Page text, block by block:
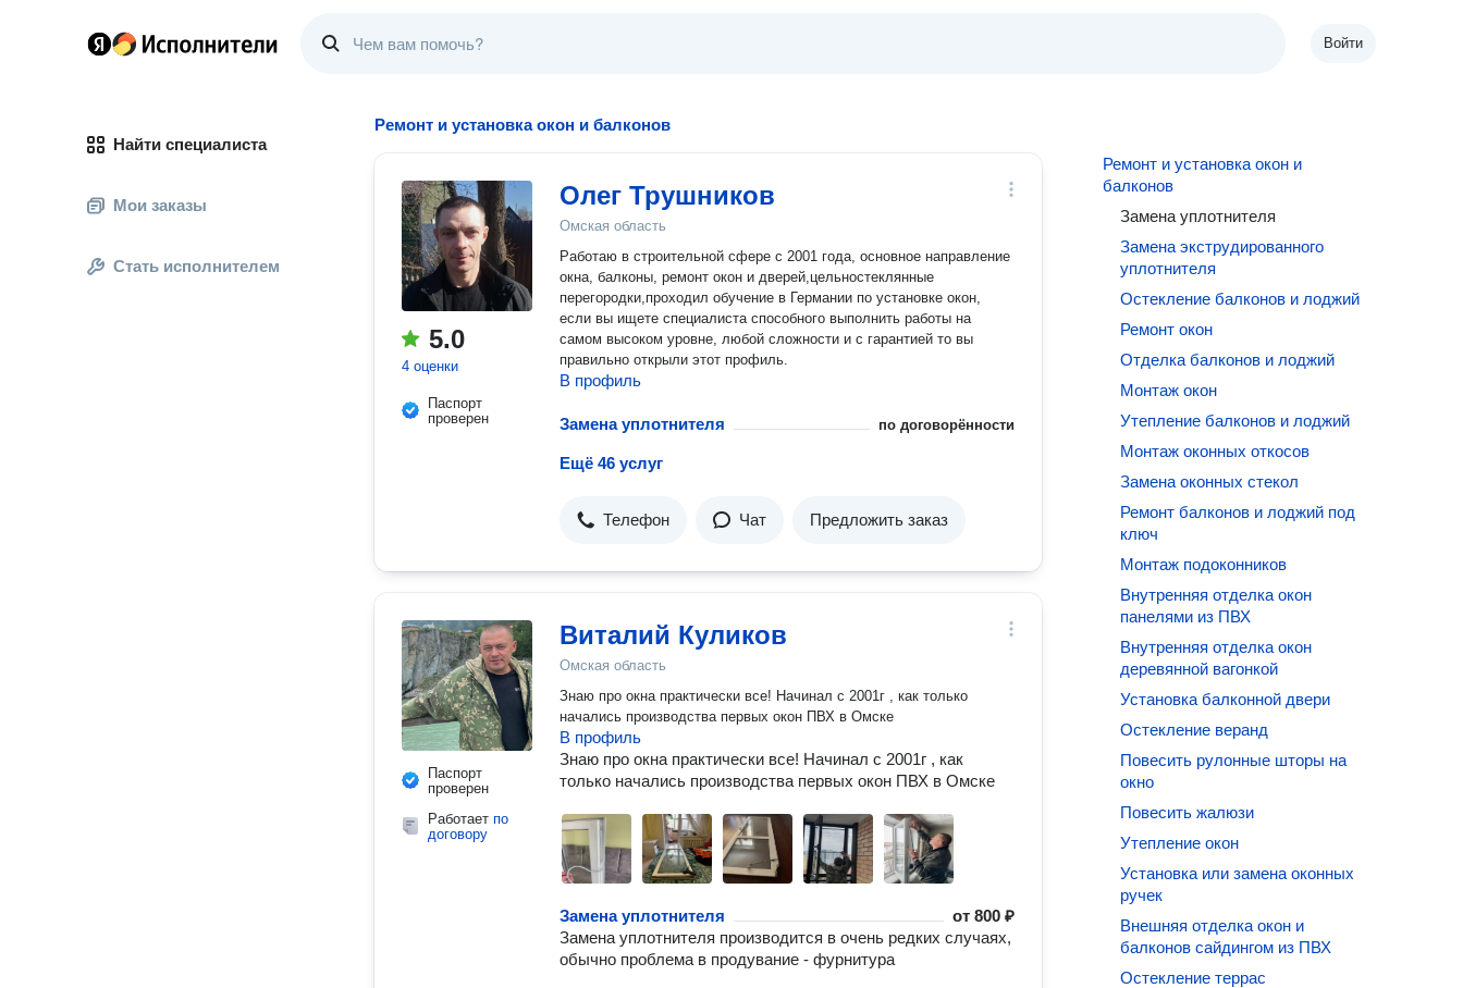
Войти
Найти специалиста
Мои заказы
Стать исполнителем
Ремонт и установка окон и балконов
5.0
4 оценки
Паспорт
проверен
Олег Трушников
Омская область
Работаю в строительной сфере с 2001 года, основное направление
окна, балконы, ремонт окон и дверей,цельностеклянные
перегородки,проходил обучение в Германии по установке окон,
если вы ищете специалиста способного выполнить работы на
самом высоком уровне, любой сложности и с гарантией то вы
правильно открыли этот профиль.
В профиль
Замена уплотнителя по договорённости
Ещё 46 услуг
Телефон Чат Предложить заказ
Паспорт
проверен
Работает по
договору
Виталий Куликов
Омская область
Знаю про окна практически все! Начинал с 2001г , как только
начались производства первых окон ПВХ в Омске
В профиль
Знаю про окна практически все! Начинал с 2001г , как
только начались производства первых окон ПВХ в Омске
Замена уплотнителя от800 ₽
Замена уплотнителя производится в очень редких случаях,
обычно проблема в продувание - фурнитура
Ремонт и установка окон и
балконов
Замена уплотнителя
Замена экструдированного
уплотнителя
Остекление балконов и лоджий
Ремонт окон
Отделка балконов и лоджий
Монтаж окон
Утепление балконов и лоджий
Монтаж оконных откосов
Замена оконных стекол
Ремонт балконов и лоджий под
ключ
Монтаж подоконников
Внутренняя отделка окон
панелями из ПВХ
Внутренняя отделка окон
деревянной вагонкой
Установка балконной двери
Остекление веранд
Повесить рулонные шторы на
окно
Повесить жалюзи
Утепление окон
Установка или замена оконных
ручек
Внешняя отделка окон и
балконов сайдингом из ПВХ
Остекление террас